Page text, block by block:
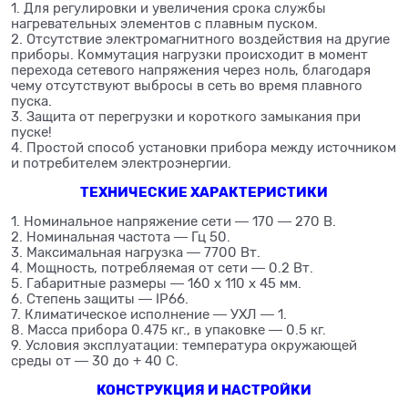
1. Для регулировки и увеличения срока службы
нагревательных элементов с плавным пуском.
2. Отсутствие электромагнитного воздействия на другие
приборы. Коммутация нагрузки происходит в момент
перехода сетевого напряжения через ноль, благодаря
чему отсутствуют выбросы в сеть во время плавного
пуска.
3. Защита от перегрузки и короткого замыкания при
пуске!
4. Простой способ установки прибора между источником
и потребителем электроэнергии.
ТЕХНИЧЕСКИЕ ХАРАКТЕРИСТИКИ
1. Номинальное напряжение сети ― 170 ― 270 В.
2. Номинальная частота ― Гц 50.
3. Максимальная нагрузка ― 7700 Вт.
4. Мощность, потребляемая от сети ― 0.2 Вт.
5. Габаритные размеры ― 160 х 110 х 45 мм.
6. Степень защиты ― IP66.
7. Климатическое исполнение ― УХЛ ― 1.
8. Масса прибора 0.475 кг., в упаковке ― 0.5 кг.
9. Условия эксплуатации: температура окружающей
среды от ― 30 до + 40 С.
КОНСТРУКЦИЯ И НАСТРОЙКИ